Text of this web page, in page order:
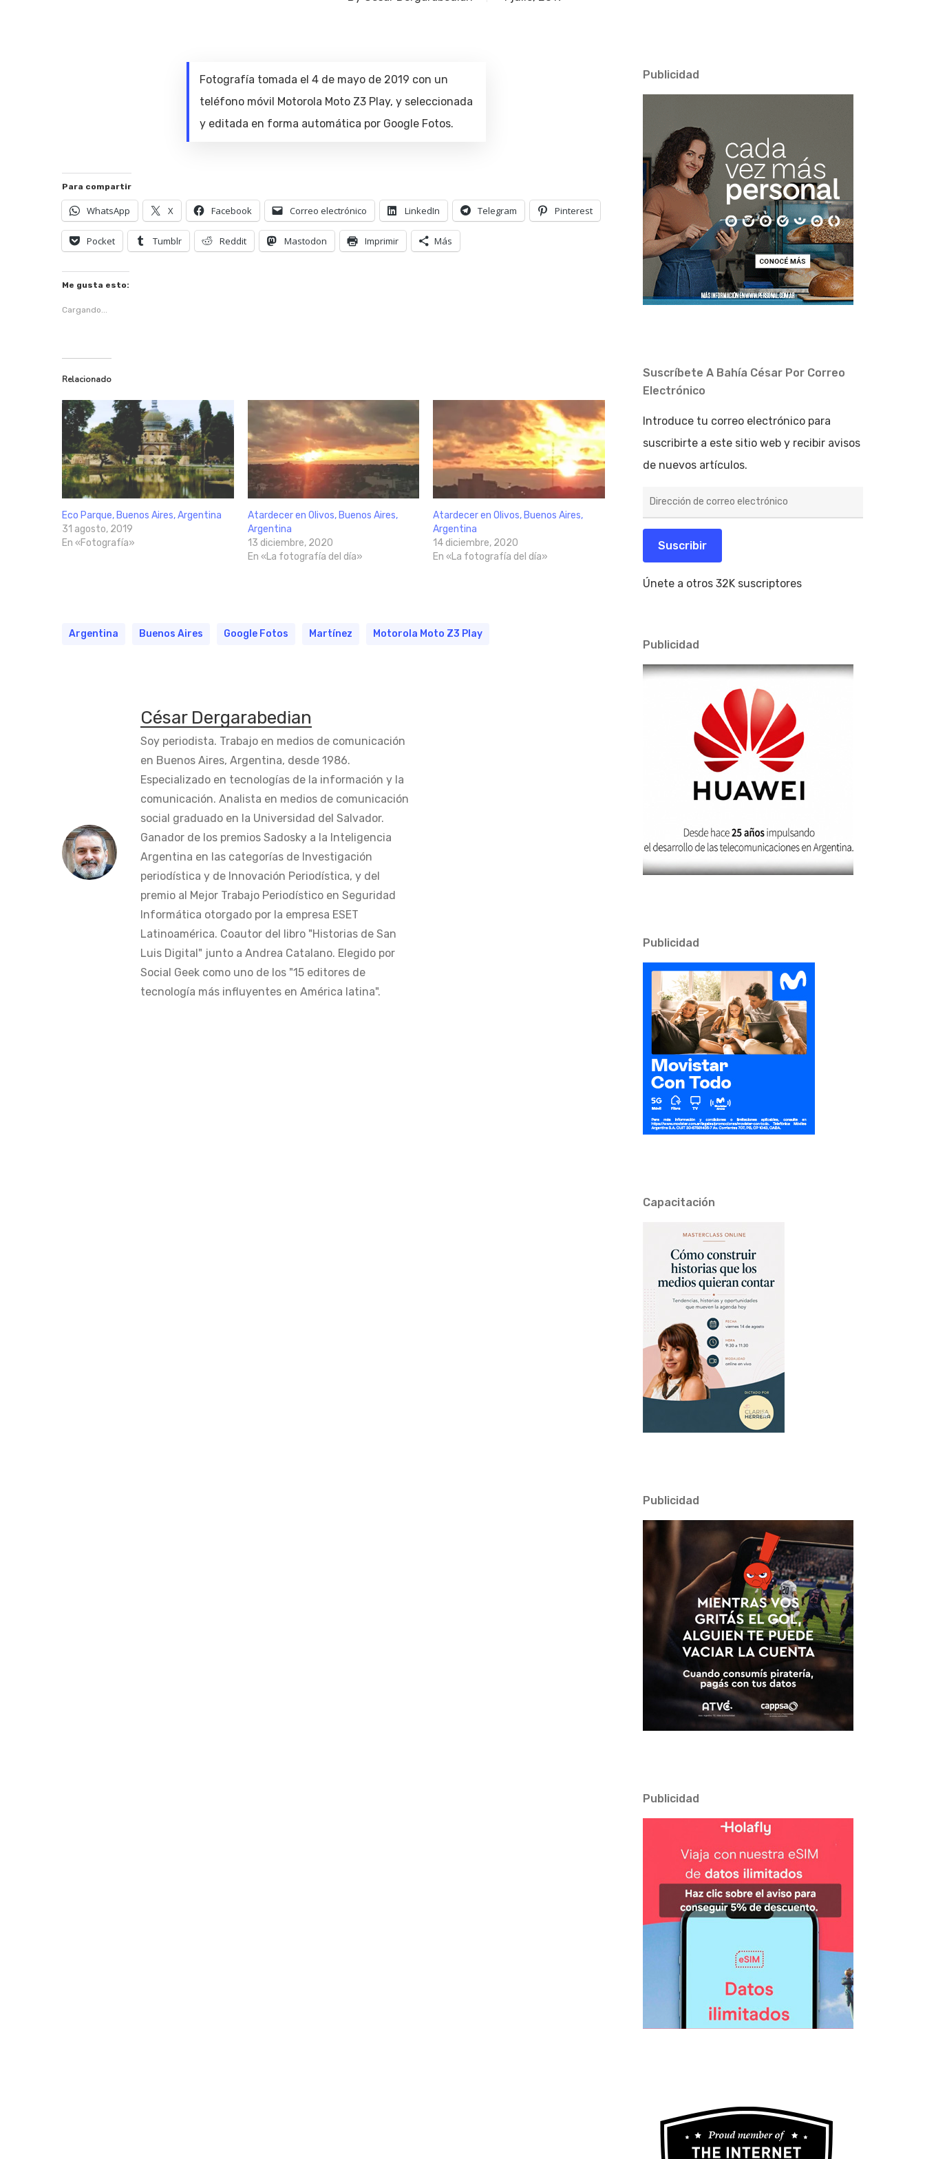
Hit enter to search or ESC to close
Fotografía tomada el 4 de mayo de 2019 con un
teléfono móvil Motorola Moto Z3 Play, y seleccionada
y editada en forma automática por Google Fotos.
Para compartir
WhatsApp X Facebook Correo electrónico LinkedIn Telegram Pinterest
Pocket Tumblr Reddit Mastodon Imprimir Más
Me gusta esto:
Cargando...
Relacionado
Eco Parque, Buenos Aires, Argentina
31 agosto, 2019
En «Fotografía»
Atardecer en Olivos, Buenos Aires,
Argentina
13 diciembre, 2020
En «La fotografía del día»
Atardecer en Olivos, Buenos Aires,
Argentina
14 diciembre, 2020
En «La fotografía del día»
Argentina Buenos Aires Google Fotos Martínez Motorola Moto Z3 Play
César Dergarabedian
Soy periodista. Trabajo en medios de comunicación
en Buenos Aires, Argentina, desde 1986.
Especializado en tecnologías de la información y la
comunicación. Analista en medios de comunicación
social graduado en la Universidad del Salvador.
Ganador de los premios Sadosky a la Inteligencia
Argentina en las categorías de Investigación
periodística y de Innovación Periodística, y del
premio al Mejor Trabajo Periodístico en Seguridad
Informática otorgado por la empresa ESET
Latinoamérica. Coautor del libro "Historias de San
Luis Digital" junto a Andrea Catalano. Elegido por
Social Geek como uno de los "15 editores de
tecnología más influyentes en América latina".
Publicidad
Suscríbete A Bahía César Por Correo
Electrónico
Introduce tu correo electrónico para
suscribirte a este sitio web y recibir avisos
de nuevos artículos.
de
electrónico
Suscribir
Únete a otros 32K suscriptores
Publicidad
Publicidad
Capacitación
Publicidad
Publicidad